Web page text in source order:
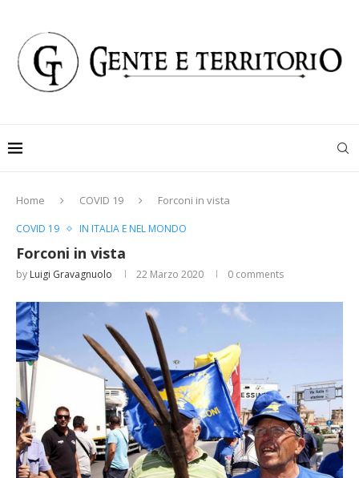
Home COVID 19 Forconi in vista
COVID 19 IN ITALIA E NEL MONDO
Forconi in vista
by Luigi Gravagnuolo 22 Marzo 2020 0 comments